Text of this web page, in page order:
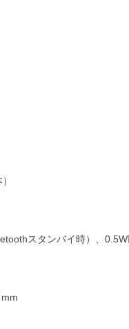
スタンバイ時）、0.5W